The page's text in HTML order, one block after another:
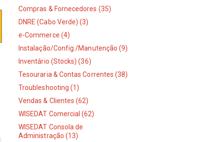
Compras & Fornecedores (35)
DNRE (Cabo Verde) (3)
e-Commerce (4)
Instalação/Config./Manutenção (9)
Inventário (Stocks) (36)
Tesouraria & Contas Correntes (38)
Troubleshooting (1)
Vendas & Clientes (62)
WISEDAT Comercial (62)
WISEDAT Consola de
Administração (13)